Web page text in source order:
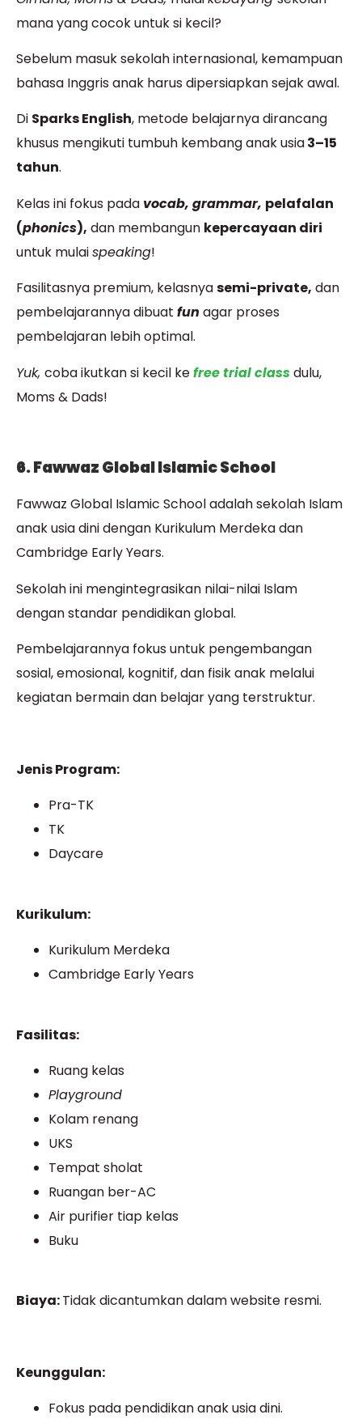
mana yang cocok untuk si kecil?
Sebelum masuk sekolah internasional, kemampuan
bahasa Inggris anak harus dipersiapkan sejak awal.
Di Sparks English, metode belajarnya dirancang
khusus mengikuti tumbuh kembang anak usia3–15
tahun.
Kelas ini fokus pada vocab, grammar, pelafalan
(phonics), dan membangun kepercayaan diri
untuk mulaispeaking!
Fasilitasnya premium, kelasnyasemi-private, dan
pembelajarannya dibuat fun agar proses
pembelajaran lebih optimal.
Yuk, coba ikutkan si kecil kefree trial classdulu,
Moms & Dads!
6. Fawwaz Global Islamic School
Fawwaz Global Islamic School adalah sekolah Islam
anak usia dini dengan Kurikulum Merdeka dan
Cambridge Early Years.
Sekolah ini mengintegrasikan nilai-nilai Islam
dengan standar pendidikan global.
Pembelajarannya fokus untuk pengembangan
sosial, emosional, kognitif, dan fisik anak melalui
kegiatan bermain dan belajar yang terstruktur.
Jenis Program:
Pra-TK
TK
Daycare
Kurikulum:
Kurikulum Merdeka
Cambridge Early Years
Fasilitas:
Ruang kelas
Playground
Kolam renang
UKS
Tempat sholat
Ruangan ber-AC
Air purifier tiap kelas
Buku
Biaya:Tidak dicantumkan dalam website resmi.
Keunggulan:
Fokus pada pendidikan anak usia dini.